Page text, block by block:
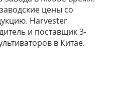
цены со
Harvester
и поставщик 3-
в Китае.